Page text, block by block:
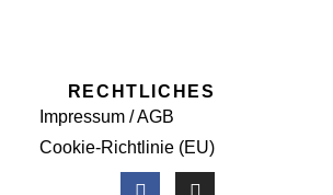
RECHTLICHES
Impressum / AGB
Cookie-Richtlinie (EU)